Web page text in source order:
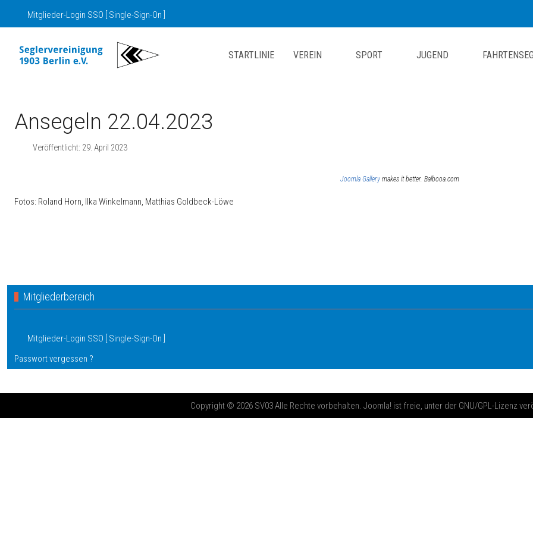
Mitglieder-Login SSO [ Single-Sign-On ]
STARTLINIE VEREIN SPORT JUGEND
Ansegeln 22.04.2023
Veröffentlicht: 29. April 2023
Joomla Gallery makes it better. Balbooa.com
Fotos: Roland Horn, Ilka Winkelmann, Matthias Goldbeck-Löwe
Mitgliederbereich
Mitglieder-Login SSO [ Single-Sign-On ]
Passwort vergessen ?
Copyright © 2026 SV03 Alle Rechte vorbehalten. Joomla! ist freie, unter der GNU/GPL-Lizenz